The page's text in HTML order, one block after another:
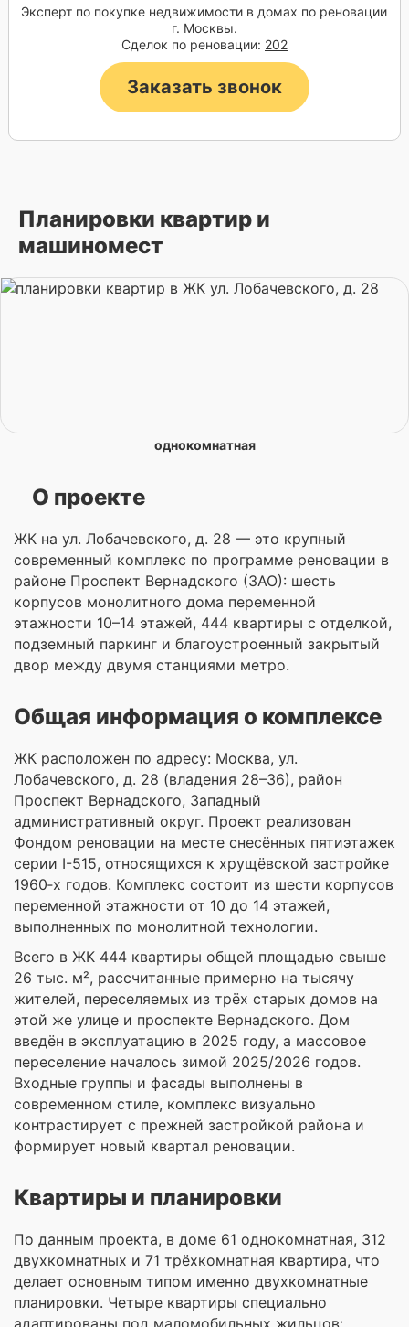
Эксперт по покупке недвижимости в домах по реновации
г. Москвы.
Сделок по реновации: 202
Заказать звонок
Планировки квартир и
машиномест
однокомнатная
О проекте
ЖК на ул. Лобачевского, д. 28 — это крупный
современный комплекс по программе реновации в
районе Проспект Вернадского (ЗАО): шесть
корпусов монолитного дома переменной
этажности 10–14 этажей, 444 квартиры с отделкой,
подземный паркинг и благоустроенный закрытый
двор между двумя станциями метро.
Общая информация о комплексе
ЖК расположен по адресу: Москва, ул.
Лобачевского, д. 28 (владения 28–36), район
Проспект Вернадского, Западный
административный округ. Проект реализован
Фондом реновации на месте снесённых пятиэтажек
серии I-515, относящихся к хрущёвской застройке
1960‑х годов. Комплекс состоит из шести корпусов
переменной этажности от 10 до 14 этажей,
выполненных по монолитной технологии.
Всего в ЖК 444 квартиры общей площадью свыше
26 тыс. м², рассчитанные примерно на тысячу
жителей, переселяемых из трёх старых домов на
этой же улице и проспекте Вернадского. Дом
введён в эксплуатацию в 2025 году, а массовое
переселение началось зимой 2025/2026 годов.
Входные группы и фасады выполнены в
современном стиле, комплекс визуально
контрастирует с прежней застройкой района и
формирует новый квартал реновации.
Квартиры и планировки
По данным проекта, в доме 61 однокомнатная, 312
двухкомнатных и 71 трёхкомнатная квартира, что
делает основным типом именно двухкомнатные
планировки. Четыре квартиры специально
адаптированы под маломобильных жильцов: